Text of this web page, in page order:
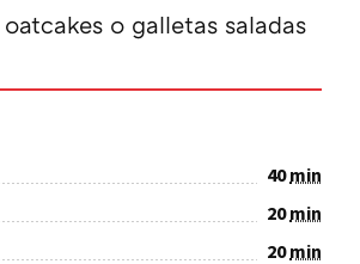
o galletas saladas
40min
20min
20min